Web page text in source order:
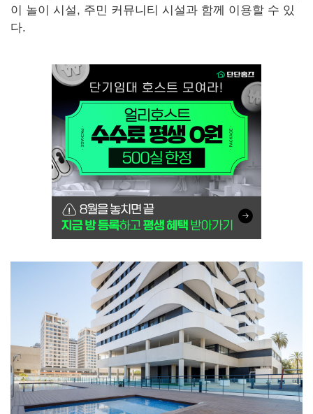
이 놀이 시설, 주민 커뮤니티 시설과 함께 이용할 수 있
다.